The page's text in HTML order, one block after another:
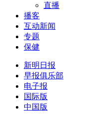
直播
播客
互动新闻
专题
保健
新明日报
早报俱乐部
电子报
国际版
中国版